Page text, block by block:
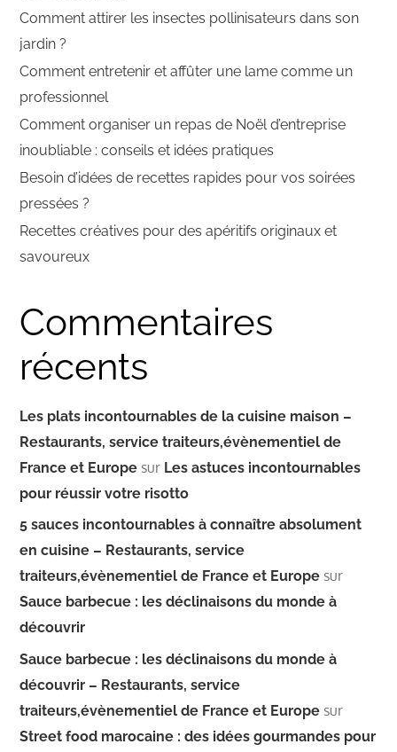
Comment attirer les insectes pollinisateurs dans son
jardin ?
Comment entretenir et affûter une lame comme un
professionnel
Comment organiser un repas de Noël d’entreprise
inoubliable : conseils et idées pratiques
Besoin d’idées de recettes rapides pour vos soirées
pressées ?
Recettes créatives pour des apéritifs originaux et
savoureux
Commentaires
récents
Les plats incontournables de la cuisine maison –
Restaurants, service traiteurs,évènementiel de
France et Europe sur Les astuces incontournables
pour réussir votre risotto
5 sauces incontournables à connaître absolument
en cuisine – Restaurants, service
traiteurs,évènementiel de France et Europe sur
Sauce barbecue : les déclinaisons du monde à
découvrir
Sauce barbecue : les déclinaisons du monde à
découvrir – Restaurants, service
traiteurs,évènementiel de France et Europe sur
Street food marocaine : des idées gourmandes pour